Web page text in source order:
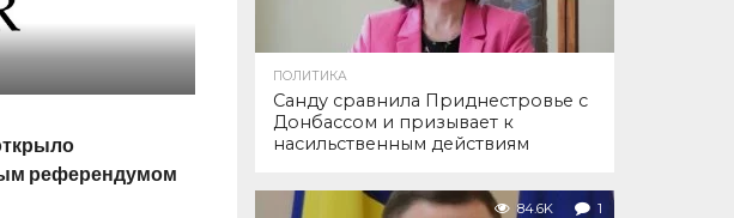
референдумом
ПОЛИТИКА
Санду сравнила Приднестровье с
Донбассом и призывает к
насильственным действиям
84.6K 1